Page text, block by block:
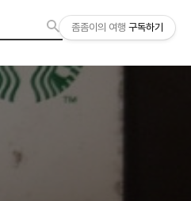
좀좀이의 여행 구독하기